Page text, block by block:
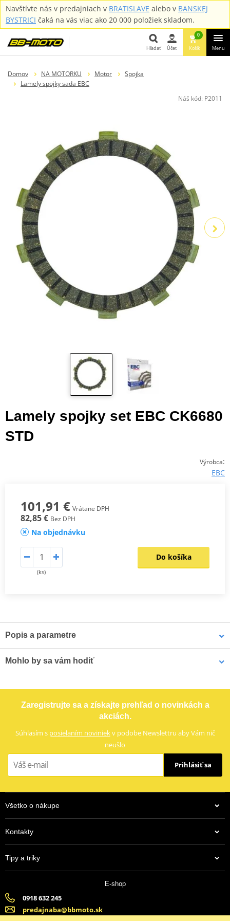
Navštívte nás v predajniach v BRATISLAVE alebo v BANSKEJ
BYSTRICI čaká na vás viac ako 20 000 položiek skladom.
Hľadať Účet
0
Košík Menu
Domov NA MOTORKU Motor
Spojka
Lamely spojky sada EBC
Náš kód: P2011
Lamely spojky set EBC CK6680
STD
Výrobca:
EBC
101,91 € Vrátane DPH
82,85 € Bez DPH
Na objednávku
(ks)
Do košíka
Popis a parametre
tepla, zabrání vypalování a tvoření sklovitého povrchu a mají lepší
EBC
Alternatíva
Mohlo by sa vám hodiť
Zaregistrujte sa a získajte prehľad o novinkách a
akciách.
Súhlasím s posielaním noviniekv podobe Newslettru aby Vám nič
neušlo
Prihlásiť sa
Všetko o nákupe
Kontakty
Tipy a triky
E-shop
0918 632 245
predajnaba@bbmoto.sk